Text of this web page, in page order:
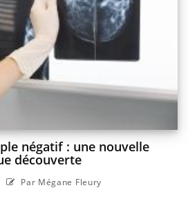
négatif : une nouvelle
découverte
Par Mégane Fleury